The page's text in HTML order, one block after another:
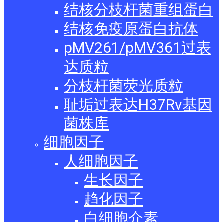
结核分枝杆菌重组蛋白
结核免疫原蛋白抗体
pMV261/pMV361过表
达质粒
分枝杆菌荧光质粒
耻垢过表达H37Rv基因
菌株库
细胞因子
人细胞因子
生长因子
趋化因子
白细胞介素